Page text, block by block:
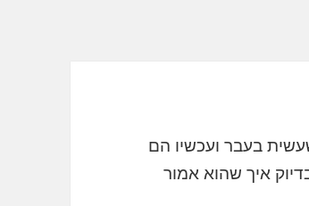
בעבר ועכשיו הם
איך שהוא אמור